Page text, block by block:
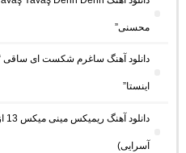
محسنی”
دانلود آهنگ ساغرم شکست ای ساقی
اینستا”
آسرایی)